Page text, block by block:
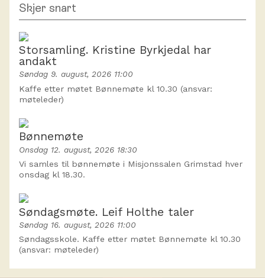
Skjer snart
Storsamling. Kristine Byrkjedal har
andakt
Søndag 9. august, 2026 11:00
Kaffe etter møtet Bønnemøte kl 10.30 (ansvar:
møteleder)
Bønnemøte
Onsdag 12. august, 2026 18:30
Vi samles til bønnemøte i Misjonssalen Grimstad hver
onsdag kl 18.30.
Søndagsmøte. Leif Holthe taler
Søndag 16. august, 2026 11:00
Søndagsskole. Kaffe etter møtet Bønnemøte kl 10.30
(ansvar: møteleder)